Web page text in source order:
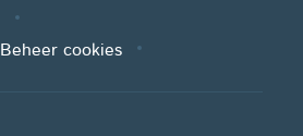
Beheer cookies